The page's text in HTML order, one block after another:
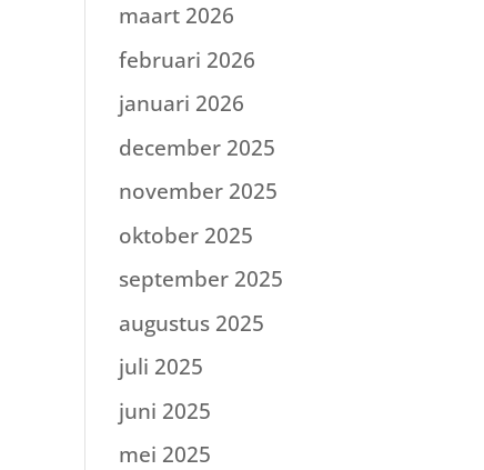
maart 2026
februari 2026
januari 2026
december 2025
november 2025
oktober 2025
september 2025
augustus 2025
juli 2025
juni 2025
mei 2025